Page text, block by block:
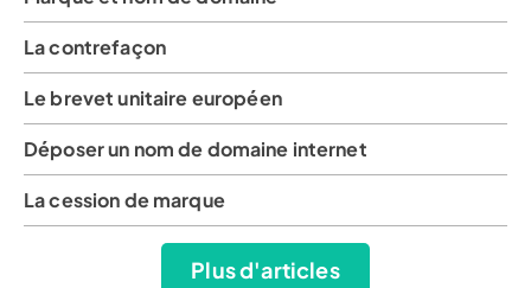
La contrefaçon
Le brevet unitaire européen
Déposer un nom de domaine internet
La cession de marque
Plus d'articles